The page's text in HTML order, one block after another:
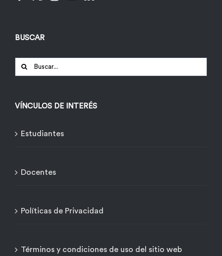
BUSCAR
Buscar:
VÍNCULOS DE INTERÉS
Estudiantes
Docentes
Políticas de Privacidad
Términos y condiciones de uso del sitio web